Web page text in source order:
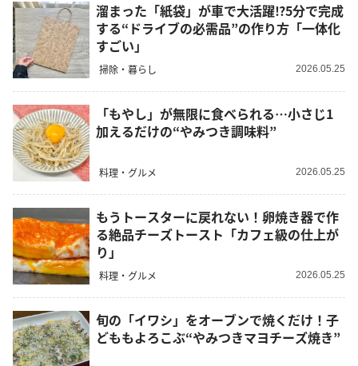
溜まった「紙袋」が車で大活躍⁉︎5分で完成
する“ドライブの必需品”の作り方「一体化
すごい」
掃除・暮らし 2026.05.25
「もやし」が無限に食べられる…小さじ1
加えるだけの“やみつき調味料”
料理・グルメ 2026.05.25
もうトースターに戻れない！卵焼き器で作
る絶品チーズトースト「カフェ級の仕上が
り」
料理・グルメ 2026.05.25
旬の「イワシ」をオーブンで焼くだけ！子
どももよろこぶ“やみつきマヨチーズ焼き”